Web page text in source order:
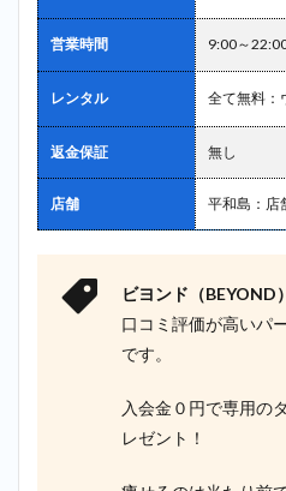
営業時間 9:00～
レンタル 全て無料：
返金保証 無し
店舗 平和島：店
ビヨンド（BEYOND）
口コミ評価が高いパ
です。
入会金０円で専用の
レゼント！